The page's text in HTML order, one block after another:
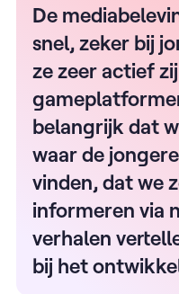
De
snel, zeker bij
ze zeer actief
belangrijk dat
waar de
vinden, dat we
informeren via
verhalen
bij het